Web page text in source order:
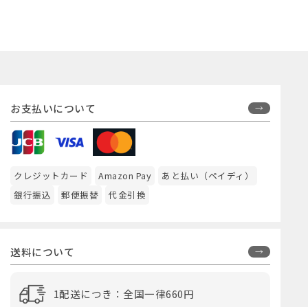
お支払いについて
クレジットカード Amazon Pay
あと払い（ペイディ）
銀行振込
郵便振替 代金引換
送料について
1配送につき：全国一律660円